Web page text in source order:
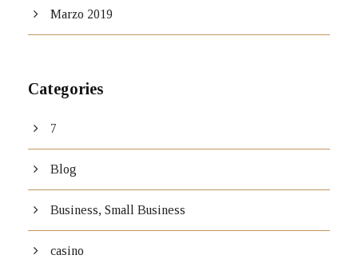
Marzo 2019
Categories
7
Blog
Business, Small Business
casino